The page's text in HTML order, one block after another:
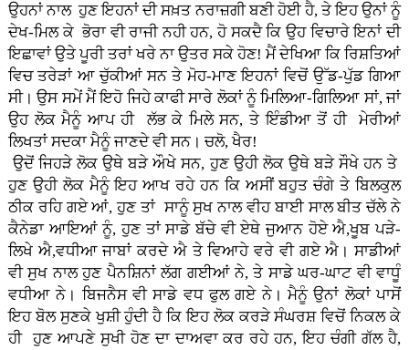
ਉਹਨਾਂ ਨਾਲ ਹੁਣ ਇਹਨਾਂ ਦੀ ਸਖ਼ਤ ਨਰਾਜ਼ਗੀ ਬਣੀ ਹੋਈ ਹੈ, ਤੇ ਇਹ ਉਨਾਂ ਨੂੰ
ਦੇਖ-ਮਿਲ ਕੇ ਭੋਰਾ ਵੀ ਰਾਜੀ ਨਹੀ ਹਨ, ਹੋ ਸਕਦੈ ਕਿ ਉਹ ਵਿਚਾਰੇ ਇਨਾਂ ਦੀ
ਇਛਾਵਾਂ ਉਤੇ ਪੂਰੀ ਤਰਾਂ ਖਰੇ ਨਾ ਉਤਰ ਸਕੇ ਹੋਣ! ਮੈਂ ਦੇਖਿਆ ਕਿ ਰਿਸ਼ਤਿਆਂ
ਵਿਚ ਤਰੇੜਾਂ ਆ ਚੁੱਕੀਆਂ ਸਨ ਤੇ ਮੋਹ-ਮਾਣ ਇਹਨਾਂ ਵਿਚੋਂ ਉੱਡ-ਪੁੱਡ ਗਿਆ
ਸੀ। ਉਸ ਸਮੇਂ ਮੈਂ ਇਹੋ ਜਿਹੇ ਕਾਫੀ ਸਾਰੇ ਲੋਕਾਂ ਨੂੰ ਮਿਲਿਆ-ਗਿਲਿਆ ਸਾਂ, ਜਾਂ
ਉਹ ਲੋਕ ਮੈਨੂੰ ਆਪ ਹੀ ਲੱਭ ਕੇ ਮਿਲੇ ਸਨ, ਤੇ ਇੰਡੀਆ ਤੋਂ ਹੀ ਮੇਰੀਆਂ
ਲਿਖਤਾਂ ਸਦਕਾ ਮੈਨੂੰ ਜਾਣਦੇ ਵੀ ਸਨ। ਚਲੋ, ਖੈਰ!
ਉਦੋਂ ਜਿਹੜੇ ਲੋਕ ਉਥੇ ਬੜੇ ਔਖੇ ਸਨ, ਹੁਣ ਉਹੀ ਲੋਕ ਉਥੇ ਬੜੇ ਸੌਖੇ ਹਨ ਤੇ
ਹੁਣ ਉਹੀ ਲੋਕ ਮੈਨੂੰ ਇਹ ਆਖ ਰਹੇ ਹਨ ਕਿ ਅਸੀਂ ਬਹੁਤ ਚੰਗੇ ਤੇ ਬਿਲਕੁਲ
ਠੀਕ ਰਹਿ ਗਏ ਆਂ, ਹੁਣ ਤਾਂ ਸਾਨੂੰ ਸੁਖ ਨਾਲ ਵੀਹ ਬਾਈ ਸਾਲ ਬੀਤ ਚੱਲੇ ਨੇ
ਕੈਨੇਡਾ ਆਇਆਂ ਨੂੰ, ਹੁਣ ਤਾਂ ਸਾਡੇ ਬੱਚੇ ਵੀ ਏਥੇ ਜੁਆਨ ਹੋਏ ਐ,ਖੂਬ ਪੜੇ-
ਲਿਖੇ ਐ,ਵਧੀਆ ਜਾਬਾਂ ਕਰਦੇ ਐ ਤੇ ਵਿਆਹੇ ਵਰੇ ਵੀ ਗਏ ਐ। ਸਾਡੀਆਂ
ਵੀ ਸੁਖ ਨਾਲ ਹੁਣ ਪੈਨਸ਼ਿਨਾਂ ਲੱਗ ਗਈਆਂ ਨੇ, ਤੇ ਸਾਡੇ ਘਰ-ਘਾਟ ਵੀ ਵਾਧੂੰ
ਵਧੀਆ ਨੇ। ਬਿਜਨੈਸ ਵੀ ਸਾਡੇ ਵਧ ਫੁਲ ਗਏ ਨੇ। ਮੈਨੂੰ ਉਨਾਂ ਲੋਕਾਂ ਪਾਸੋਂ
ਇਹ ਬੋਲ ਸੁਣਕੇ ਖੁਸ਼ੀ ਹੁੰਦੀ ਹੈ ਕਿ ਇਹ ਲੋਕ ਕਰੜੇ ਸੰਘਰਸ਼ ਵਿਚੋਂ ਨਿਕਲ ਕੇ
ਹੀ ਹੁਣ ਆਪਣੇ ਸੁਖੀ ਹੋਣ ਦਾ ਦਾਅਵਾ ਕਰ ਰਹੇ ਹਨ, ਇਹ ਚੰਗੀ ਗੱਲ ਹੈ,